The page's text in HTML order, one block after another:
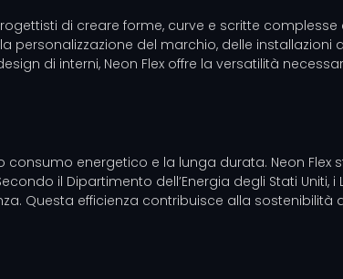
di creare forme, curve e scritte
personalizzazione del marchio, delle
di interni, Neon Flex offre la versatilità
consumo energetico e la lunga durata. Neon
il Dipartimento dell’Energia degli Stati
Questa efficienza contribuisce alla